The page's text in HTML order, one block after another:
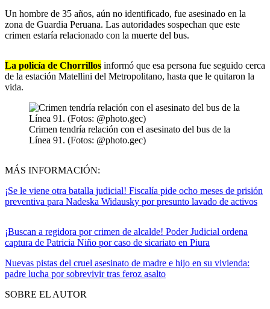
Un hombre de 35 años, aún no identificado, fue asesinado en la
zona de Guardia Peruana. Las autoridades sospechan que este
crimen estaría relacionado con la muerte del bus.
La policía de Chorrillos informó que esa persona fue seguido cerca
de la estación Matellini del Metropolitano, hasta que le quitaron la
vida.
Crimen tendría relación con el asesinato del bus de la
Línea 91. (Fotos: @photo.gec)
MÁS INFORMACIÓN:
¡Se le viene otra batalla judicial! Fiscalía pide ocho meses de prisión
preventiva para Nadeska Widausky por presunto lavado de activos
¡Buscan a regidora por crimen de alcalde! Poder Judicial ordena
captura de Patricia Niño por caso de sicariato en Piura
Nuevas pistas del cruel asesinato de madre e hijo en su vivienda:
padre lucha por sobrevivir tras feroz asalto
SOBRE EL AUTOR